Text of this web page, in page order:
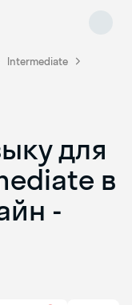
Intermediate
для
в
-